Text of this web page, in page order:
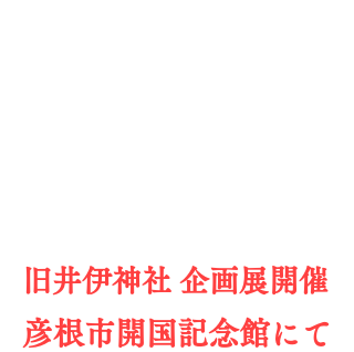
旧井伊神社 企画展開催
彦根市開国記念館にて